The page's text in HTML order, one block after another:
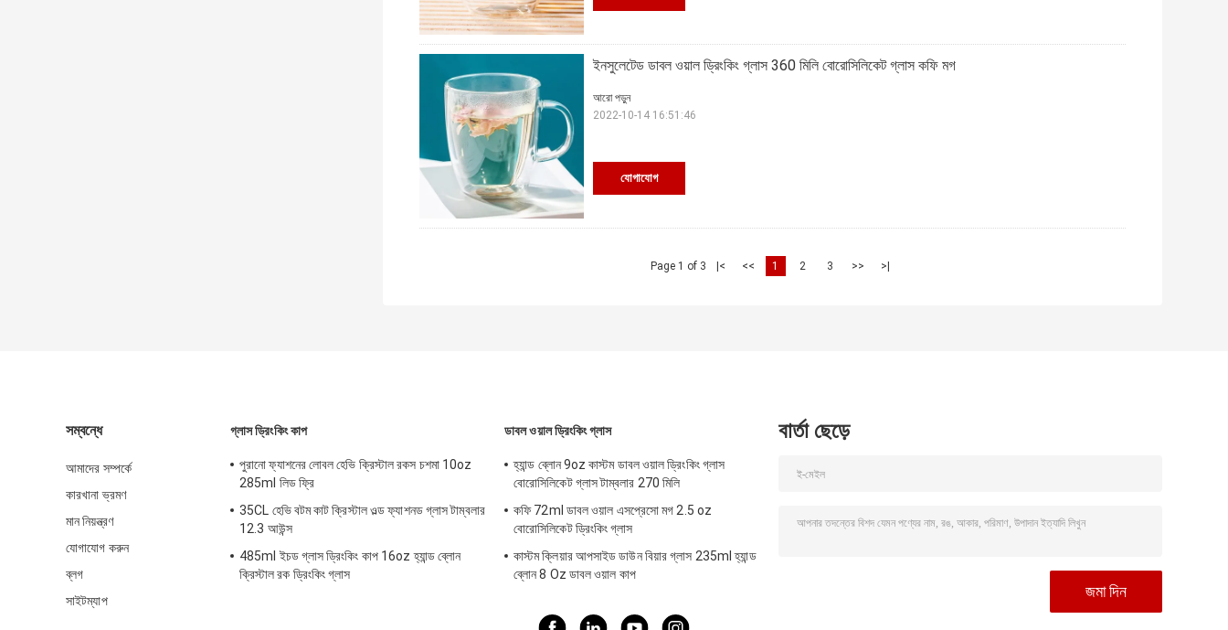
ইনসুলেটেড ডাবল ওয়াল ড্রিংকিং গ্লাস 360 মিলি বোরোসিলিকেট গ্লাস কফি মগ
যোগাযোগ
আরো পড়ুন
2022-10-14 16:51:46
Page 1 of 3 |< << 1 2 3 >> >|
সম্বন্ধে
আমাদের সম্পর্কে
কারখানা ভ্রমণ
মান নিয়ন্ত্রণ
যোগাযোগ করুন
ব্লগ
সাইটম্যাপ
গ্লাস ড্রিংকিং কাপ
পুরানো ফ্যাশনের লোবল হেভি ক্রিস্টাল রকস চশমা 10oz
285ml লিড ফ্রি
35CL হেভি বটম কাট ক্রিস্টাল ওল্ড ফ্যাশনড গ্লাস টাম্বলার
12.3 আউন্স
485ml ইচড গ্লাস ড্রিংকিং কাপ 16oz হ্যান্ড ব্লোন
ক্রিস্টাল রক ড্রিংকিং গ্লাস
ডাবল ওয়াল ড্রিংকিং গ্লাস
হ্যান্ড ব্লোন 9oz কাস্টম ডাবল ওয়াল ড্রিংকিং গ্লাস
বোরোসিলিকেট গ্লাস টাম্বলার 270 মিলি
কফি 72ml ডাবল ওয়াল এসপ্রেসো মগ 2.5 oz
বোরোসিলিকেট ড্রিংকিং গ্লাস
কাস্টম ক্লিয়ার আপসাইড ডাউন বিয়ার গ্লাস 235ml হ্যান্ড
ব্লোন 8 Oz ডাবল ওয়াল কাপ
বার্তা ছেড়ে